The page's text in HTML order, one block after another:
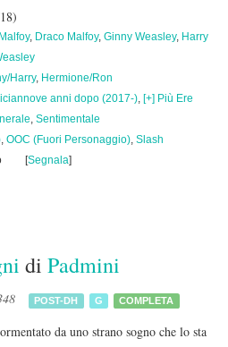
, Draco Malfoy, Ginny Weasley, Harry
Harry, Hermione/Ron
anni dopo (2017-), [+] Più Ere
, Sentimentale
, OOC (Fuori Personaggio), Slash
[Segnala]
di Padmini
POST-DH G COMPLETA
da uno strano sogno che lo sta